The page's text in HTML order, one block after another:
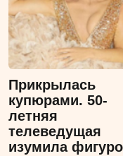
Прикрылась
купюрами. 50-
летняя
телеведущая
изумила